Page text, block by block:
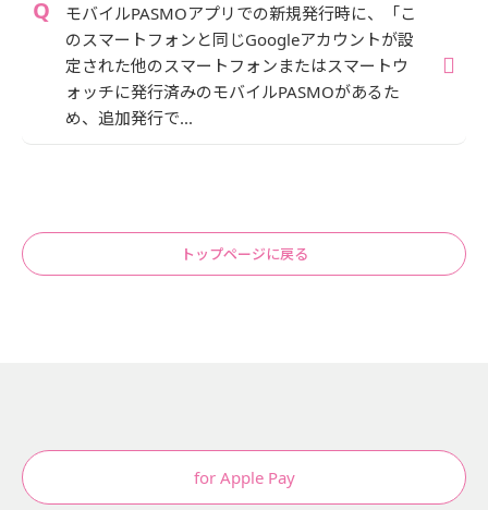
モバイルPASMOアプリでの新規発行時に、「こ
のスマートフォンと同じGoogleアカウントが設
定された他のスマートフォンまたはスマートウ
ォッチに発行済みのモバイルPASMOがあるた
め、追加発行で...
トップページに戻る
for Apple Pay